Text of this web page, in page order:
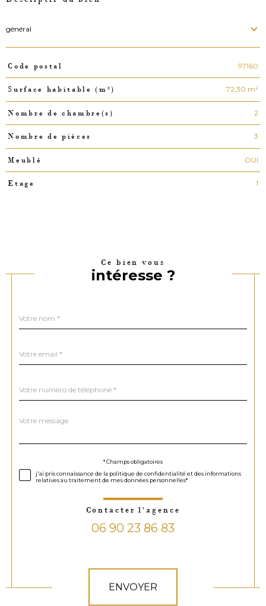
général
TRAD_PAMPERO_Caracteristique
Code postal 97160
Surface habitable (m²) 72,30 m²
Nombre de chambre(s) 2
Nombre de pièces 3
Meublé OUI
Etage 1
Ce bien vous
intéresse ?
par
*
*
*
Fieldset
Message
*
* Champs obligatoires
j'ai pris connaissance de la politique de confidentialité et des informations
relatives au traitement de mes données personnelles*
Contacter l'agence
06 90 23 86 83
ENVOYER